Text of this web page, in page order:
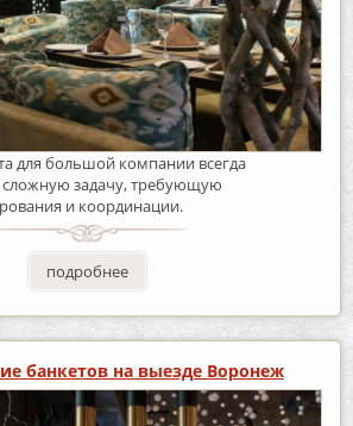
для большой компании всегда
сложную задачу, требующую
и координации.
подробнее
банкетов на выезде Воронеж